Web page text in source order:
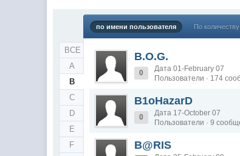
ВСЕ
A
B
C
D
E
F
по имени пользователя По
B.O.G.
0
Дата 01-February 07
Пользователи · 174
B1oHazarD
0
Дата 17-October 07
Пользователи · 9
B@RIS